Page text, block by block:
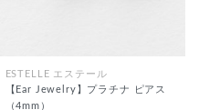
ESTELLE エステール
【Ear Jewelry】プラチナ ピアス
（4mm）